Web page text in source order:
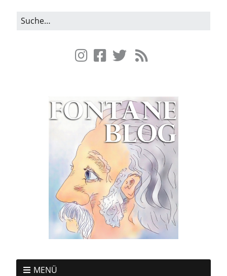
MENÜ